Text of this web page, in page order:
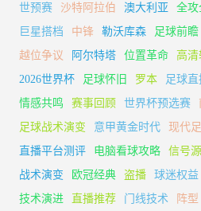
世预赛
沙特阿拉伯 澳大利亚 全攻
巨星搭档
中锋 勒沃库森 足球前瞻
越位争议
阿尔特塔 位置革命 高
2026世界杯
足球怀旧 罗本 足球
情感共鸣
赛事回顾 世界杯预选赛
足球战术演变
意甲黄金时代
现代
直播平台测评
电脑看球攻略 信号源
战术演变
欧冠经典 盗播 球迷权益
技术演进
直播推荐 门线技术 阵型